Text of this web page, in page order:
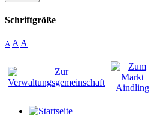
Schriftgröße
A A A